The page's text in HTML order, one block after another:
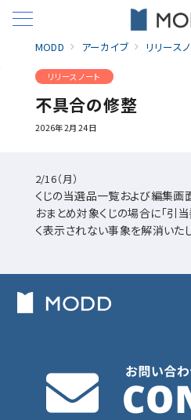
MODD アーカイブ リリース
リリースノート
不具合の修整
2026年2月24日
2/16（月）
くじの当選品一覧および編集画
おまとめ対象くじの場合に「引
く表示されない事象を解消いた